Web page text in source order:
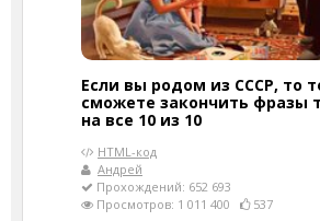
Если вы родом из СССР, то
сможете закончить фразы
на все 10 из 10
HTML-код
Андрей
Прохождений: 652 693
Просмотров: 1 011 400
537